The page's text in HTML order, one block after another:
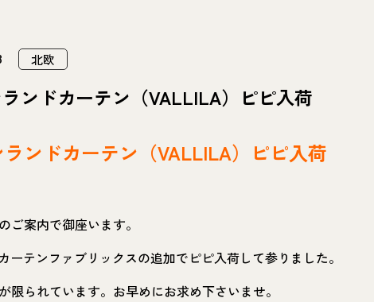
北欧
ンドカーテン（VALLILA）ピピ入荷
ンドカーテン（VALLILA）ピピ入荷
ご案内で御座います。
ーテンファブリックスの追加でピピ入荷して参りました。
限られています。お早めにお求め下さいませ。